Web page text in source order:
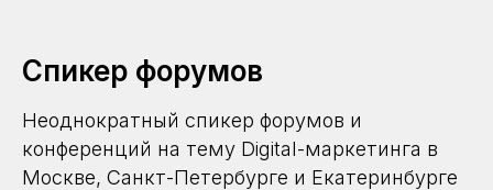
Спикер форумов
Неоднократный спикер форумов и
конференций на тему Digital-маркетинга в
Москве, Санкт-Петербурге и Екатеринбурге